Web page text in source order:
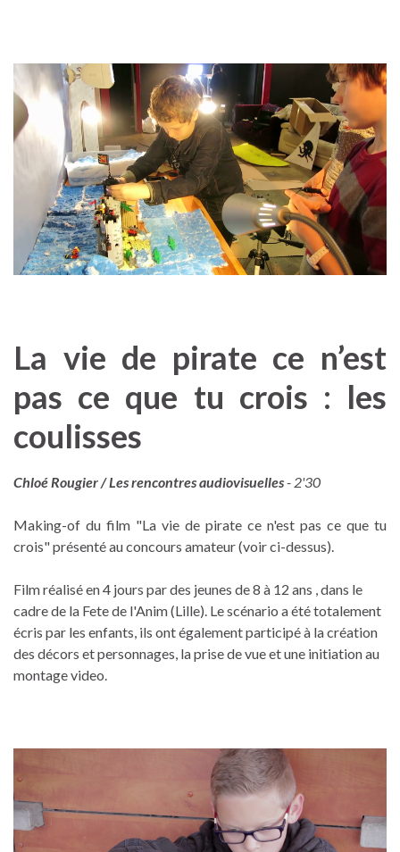
La vie de pirate ce n’est
pas ce que tu crois : les
coulisses
Chloé Rougier / Les rencontres audiovisuelles- 2'30
Making-of du film "La vie de pirate ce n'est pas ce que tu
crois" présenté au concours amateur (voir ci-dessus).
Film réalisé en 4 jours par des jeunes de 8 à 12 ans , dans le
cadre de la Fete de l'Anim (Lille). Le scénario a été totalement
écris par les enfants, ils ont également participé à la création
des décors et personnages, la prise de vue et une initiation au
montage video.